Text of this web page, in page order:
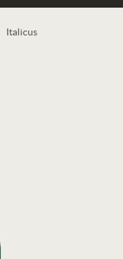
Italicus